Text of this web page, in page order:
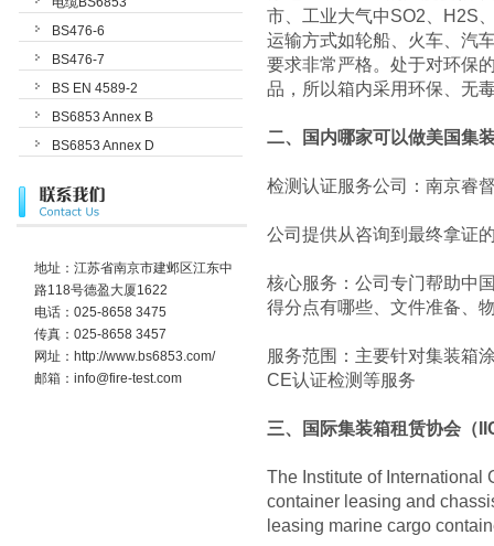
BS476-6
BS476-7
BS EN 4589-2
BS6853 Annex B
BS6853 Annex D
市、工业大气中SO2、H2S
运输方式如轮船、火车、汽
要求非常严格。处于对环保
品，所以箱内采用环保、无
二、国内哪家可以做美国集
检测认证服务公司：南京睿
公司提供从咨询到最终拿证
核心服务：公司专门帮助中
得分点有哪些、文件准备、
服务范围：主要针对集装箱
CE认证检测等服务
三、国际集装箱租赁协会（
The Institute of International
container leasing and
leasing marine cargo
地址：江苏省南京市建邺区江东中
路118号德盈大厦1622
电话：025-8658 3475
传真：025-8658 3457
网址：http://www.bs6853.com/
邮箱：info@fire-test.com